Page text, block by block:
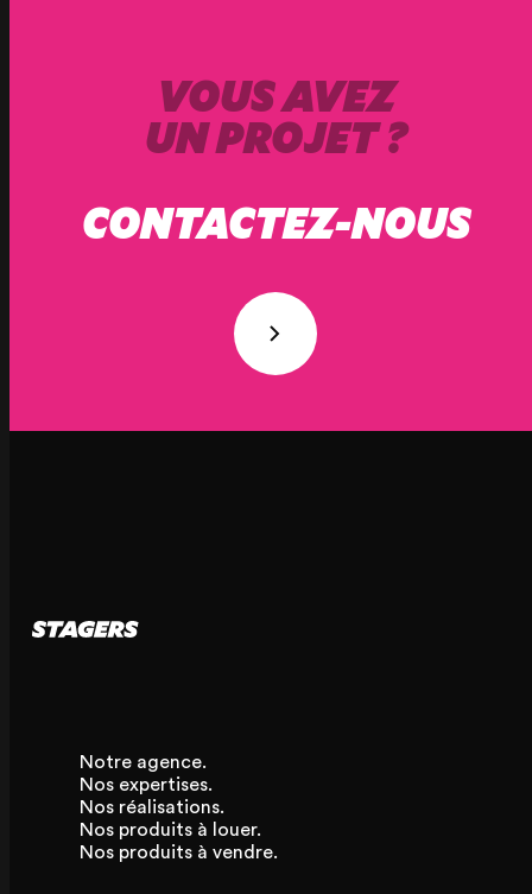
VOUS AVEZ
UN PROJET ?
CONTACTEZ-NOUS
Notre agence.
Nos expertises.
Nos réalisations.
Nos produits à louer.
Nos produits à vendre.